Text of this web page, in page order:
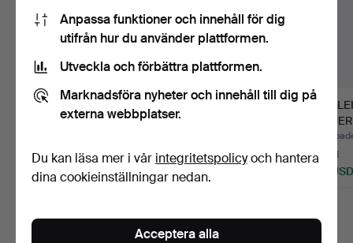
ROLLEICORD,
MELLANFORMATSKA
7 bud
54 USD
SYSTEMKAMERA MED
600…
8 bud
106 USD
6 bud
95 USD
Anpassa funktioner och innehåll för dig
utifrån hur du använder plattformen.
Utveckla och förbättra plattformen.
Marknadsföra nyheter och innehåll till dig på
externa webbplatser.
Du kan läsa mer i vår integritetspolicyoch hantera
dina cookieinställningar nedan.
Acceptera alla